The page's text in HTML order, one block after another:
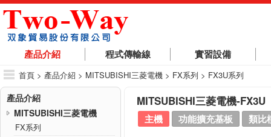
產品介紹 程式傳輸線 實習設備
首頁 > 產品介紹 > MITSUBISHI三菱電機 > FX系列 > FX3U系列
產品介紹
MITSUBISHI三菱電機
FX系列
MITSUBISHI三菱電機-FX3U
主機 功能擴充基板 類比